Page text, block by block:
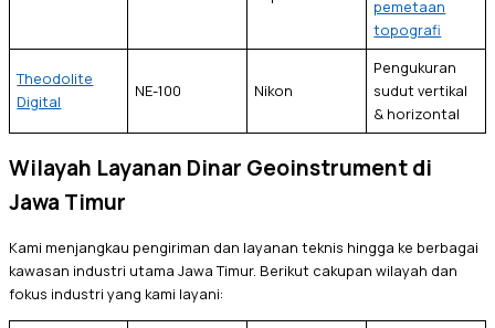
pemetaan
topografi
Theodolite
Digital
NE-100 Nikon
Pengukuran
sudut vertikal
& horizontal
Wilayah Layanan Dinar Geoinstrument di
Jawa Timur
Kami menjangkau pengiriman dan layanan teknis hingga ke berbagai
kawasan industri utama Jawa Timur. Berikut cakupan wilayah dan
fokus industri yang kami layani: